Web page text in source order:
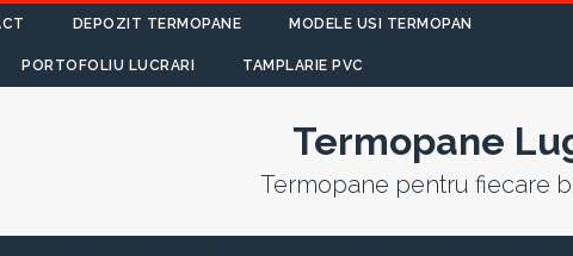
DEPOZIT TERMOPANE MODELE USI TERMOPAN
PORTOFOLIU LUCRARI TAMPLARIE PVC
Termopane
Termopane pentru fiecare